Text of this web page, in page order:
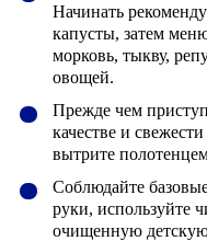
Начинать
капусты, затем
морковь, тыкву,
овощей.
Прежде чем
качестве и
вытрите
Соблюдайте
руки, используйте
очищенную